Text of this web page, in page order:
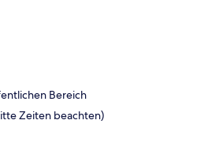
Bereich
Zeiten beachten)